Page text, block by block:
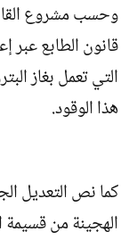
قانون الطابع عبر
التي تعمل بغاز
هذا الوقود.
كما نص التعديل
الهجينة من قسيمة